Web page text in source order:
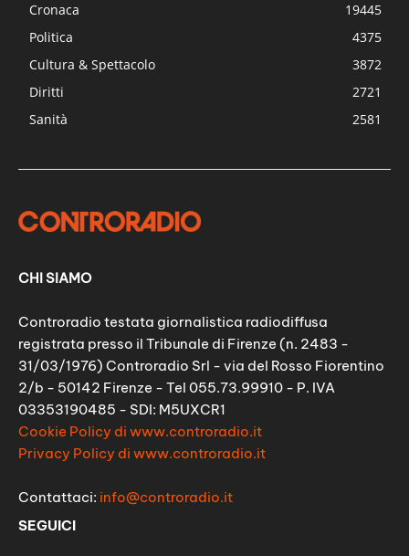
Cronaca
19445
Politica
4375
Cultura & Spettacolo
3872
Diritti
2721
Sanità
2581
CHI SIAMO
Controradio testata giornalistica radiodiffusa
registrata presso il Tribunale di Firenze (n. 2483 -
31/03/1976) Controradio Srl - via del Rosso Fiorentino
2/b - 50142 Firenze - Tel 055.73.99910 - P. IVA
03353190485 - SDI: M5UXCR1
Cookie Policy di www.controradio.it
Privacy Policy di www.controradio.it
Contattaci: info@controradio.it
SEGUICI